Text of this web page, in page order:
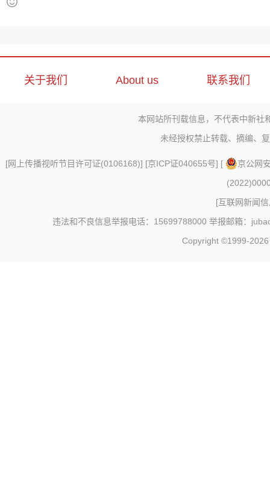
关于我们 About us 联系我们
本网站所刊载信息，不代表中新社
未经授权禁止转载、摘编、
[网上传播视听节目许可证(0106168)] [京ICP证040655号] [
京公网
[互联网新闻
违法和不良信息举报电话：15699788000 举报邮箱：
Copyright ©1999-